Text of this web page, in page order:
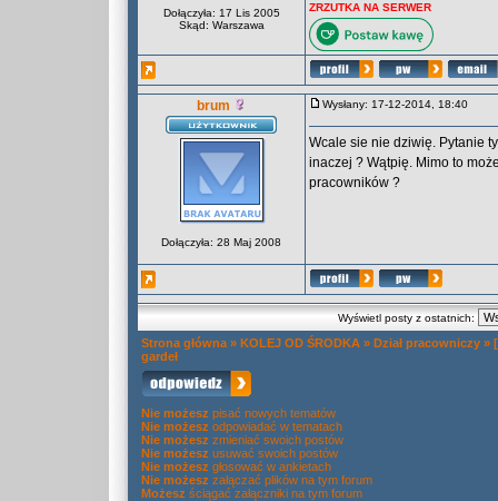
Dołączyła: 17 Lis 2005
Skąd: Warszawa
ZRZUTKA NA SERWER
brum
Dołączyła: 28 Maj 2008
Wysłany: 17-12-2014, 18:40
Wcale sie nie dziwię. Pytanie
inaczej ? Wątpię. Mimo to
pracowników ?
Wyświetl posty z ostatnich:
Strona główna » KOLEJ OD ŚRODKA » Dział pracowniczy »
gardeł
Nie możesz pisać nowych tematów
Nie możesz odpowiadać w tematach
Nie możesz zmieniać swoich postów
Nie możesz usuwać swoich postów
Nie możesz głosować w ankietach
Nie możesz załączać plików na tym forum
Możesz ściągać załączniki na tym forum